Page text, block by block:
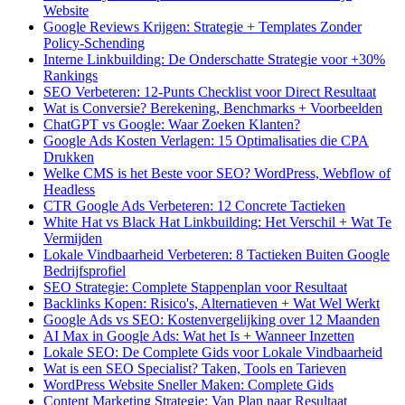
Website
Google Reviews Krijgen: Strategie + Templates Zonder
Policy-Schending
Interne Linkbuilding: De Onderschatte Strategie voor +30%
Rankings
SEO Verbeteren: 12-Punts Checklist voor Direct Resultaat
Wat is Conversie? Berekening, Benchmarks + Voorbeelden
ChatGPT vs Google: Waar Zoeken Klanten?
Google Ads Kosten Verlagen: 15 Optimalisaties die CPA
Drukken
Welke CMS is het Beste voor SEO? WordPress, Webflow of
Headless
CTR Google Ads Verbeteren: 12 Concrete Tactieken
White Hat vs Black Hat Linkbuilding: Het Verschil + Wat Te
Vermijden
Lokale Vindbaarheid Verbeteren: 8 Tactieken Buiten Google
Bedrijfsprofiel
SEO Strategie: Complete Stappenplan voor Resultaat
Backlinks Kopen: Risico's, Alternatieven + Wat Wel Werkt
Google Ads vs SEO: Kostenvergelijking over 12 Maanden
AI Max in Google Ads: Wat het Is + Wanneer Inzetten
Lokale SEO: De Complete Gids voor Lokale Vindbaarheid
Wat is een SEO Specialist? Taken, Tools en Tarieven
WordPress Website Sneller Maken: Complete Gids
Content Marketing Strategie: Van Plan naar Resultaat